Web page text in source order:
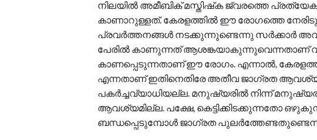
നിലയില്‍ അമീബിക് മസ്തിഷ്‌ക ജ്വരത്തെ
കാണാറുള്ളത്. കേരളത്തില്‍ ഈ രോഗത്തെ
പ്രവര്‍ത്തനങ്ങള്‍ നടക്കുന്നുണ്ടെന്നു സര്‍ക്കാര്‍
പേരില്‍ കാണുന്നത് ആശങ്കയാകുന്നുവെന്നതാണ്
കാണപ്പെടുന്നതാണ് ഈ രോഗം. എന്നാല്‍,
എന്നതാണ് ഇതിനെതിരേ അതീവ ജാഗ്രത
പകര്‍ച്ചവ്യാധിയല്ല. മനുഷ്യരില്‍ നിന്ന്
ആവശ്യമില്ല. പക്ഷേ, കെട്ടിക്കിടക്കുന്നതോ
ബന്ധപ്പെടുമ്പോള്‍ ജാഗ്രത